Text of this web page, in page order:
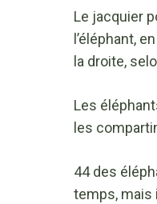
Le jacquier
l’éléphant,
la droite,
Les
les
44 des
temps, mais